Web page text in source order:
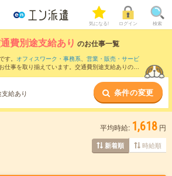
気になる! ログイン 検索
費別途支給あり のお仕事一覧
。 オフィスワーク・事務系、 営業・販売・サービ
仕事を取り揃えています。交通費別途支給ありの条
給あり 条件の変更
平均時給: 1,618 円
新着順 時給順